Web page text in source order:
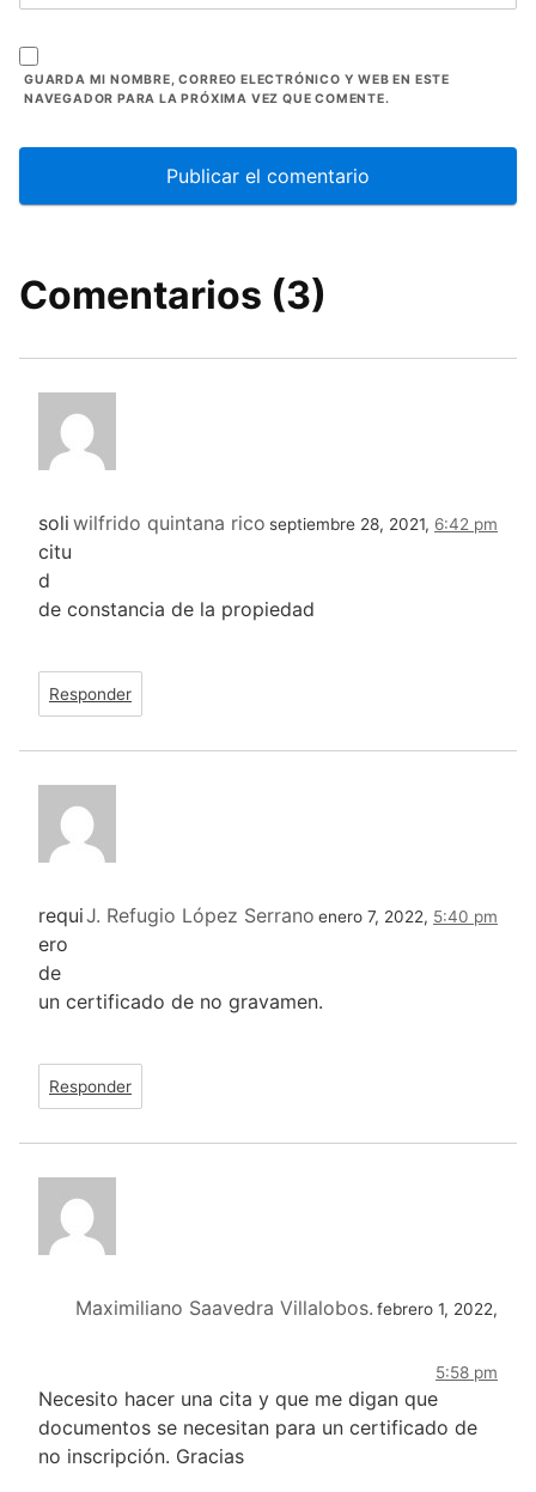
GUARDA MI NOMBRE, CORREO ELECTRÓNICO Y WEB EN ESTE
NAVEGADOR PARA LA PRÓXIMA VEZ QUE COMENTE.
Comentarios (3)
wilfrido quintana rico septiembre 28, 2021, 6:42 pm
soli
citu
d
de constancia de la propiedad
Responder
J. Refugio López Serrano enero 7, 2022, 5:40 pm
requi
ero
de
un certificado de no gravamen.
Responder
Maximiliano Saavedra Villalobos. febrero 1, 2022,
5:58 pm
Necesito hacer una cita y que me digan que
documentos se necesitan para un certificado de
no inscripción. Gracias